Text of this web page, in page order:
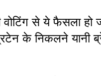
से ये फैसला हो
के निकलने